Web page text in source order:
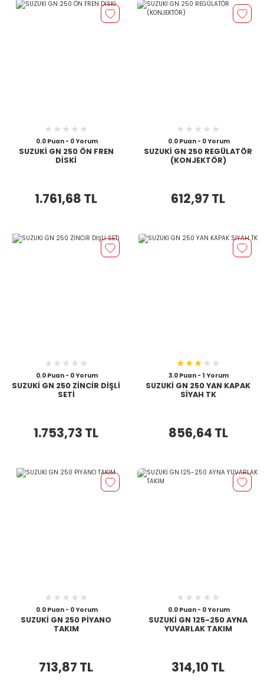
0.0 Puan - 0 Yorum
SUZUKİ GN 250 ÖN FREN
DİSKİ
1.761,68 TL
0.0 Puan - 0 Yorum
SUZUKİ GN 250 REGÜLATÖR
(KONJEKTÖR)
612,97 TL
0.0 Puan - 0 Yorum
SUZUKİ GN 250 ZİNCİR DİŞLİ
SETİ
1.753,73 TL
3.0 Puan - 1 Yorum
SUZUKİ GN 250 YAN KAPAK
SİYAH TK
856,64 TL
0.0 Puan - 0 Yorum
SUZUKİ GN 250 PİYANO
TAKIM
713,87 TL
0.0 Puan - 0 Yorum
SUZUKİ GN 125-250 AYNA
YUVARLAK TAKIM
314,10 TL